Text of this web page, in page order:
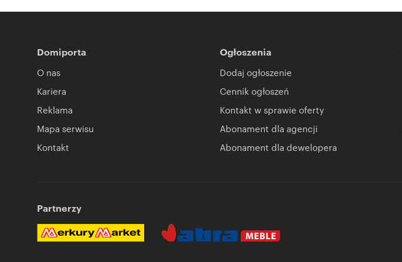
Domiporta
O nas
Kariera
Reklama
Mapa serwisu
Kontakt
Ogłoszenia
Dodaj ogłoszenie
Cennik ogłoszeń
Kontakt w sprawie oferty
Abonament dla agencji
Abonament dla dewelopera
Partnerzy